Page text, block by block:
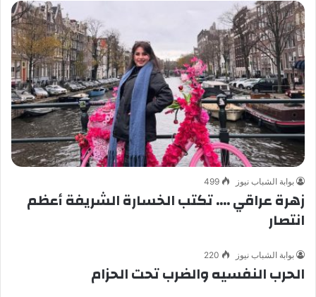
بوابة الشباب نيوز 499
زهرة عراقي …. تكتب الخسارة الشريفة أعظم
انتصار
بوابة الشباب نيوز 220
الحرب النفسيه والضرب تحت الحزام